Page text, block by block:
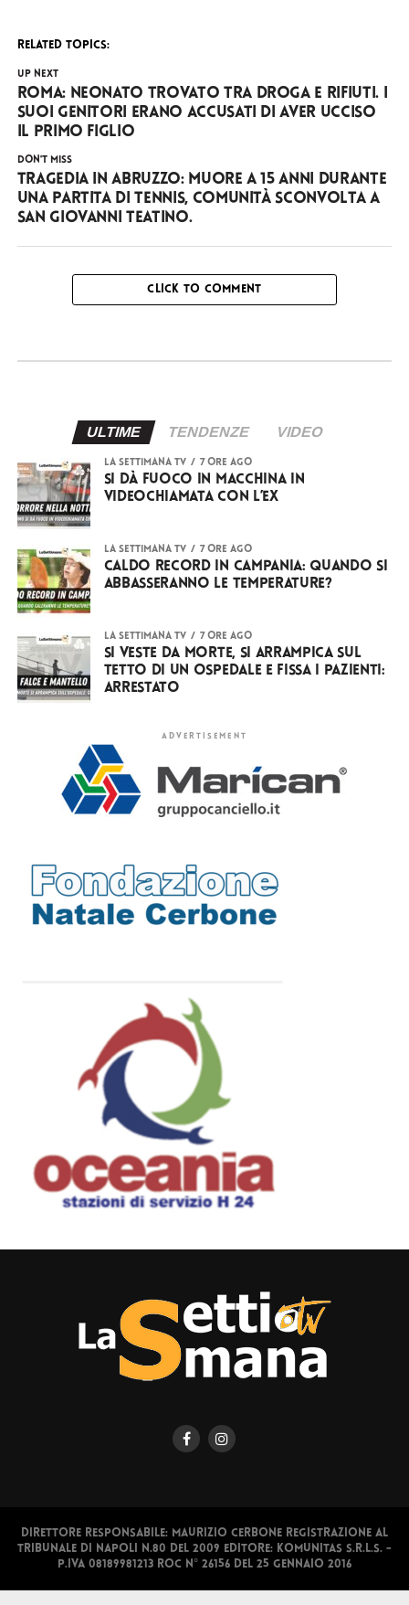
RELATED TOPICS:
UP NEXT
Roma: neonato trovato tra droga e rifiuti. I
suoi genitori erano accusati di aver ucciso
il primo figlio
DON'T MISS
Tragedia in Abruzzo: muore a 15 anni durante
una partita di tennis, comunità sconvolta a
San Giovanni Teatino.
CLICK TO COMMENT
ULTIME TENDENZE VIDEO
LA SETTIMANA TV 7 ore ago
Si dà fuoco in macchina in
videochiamata con l’ex
LA SETTIMANA TV 7 ore ago
Caldo record in Campania: quando si
abbasseranno le temperature?
LA SETTIMANA TV 7 ore ago
Si veste da Morte, si arrampica sul
tetto di un ospedale e fissa i pazienti:
arrestato
ADVERTISEMENT
Direttore responsabile: Maurizio Cerbone Registrazione al
Tribunale di Napoli n.80 del 2009 Editore: Komunitas S.r.l.s. -
P.IVA 08189981213 ROC N° 26156 del 25 gennaio 2016